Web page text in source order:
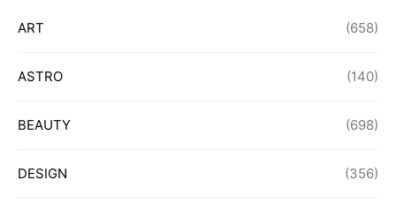
ART (658)
ASTRO (140)
BEAUTY (698)
DESIGN (356)